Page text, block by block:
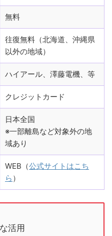
無料
往復無料（北海道、沖縄県
以外の地域）
ハイアール、澤藤電機、等
クレジットカード
日本全国
※一部離島など対象外の地
域あり
WEB（公式サイトはこち
ら ）
活用